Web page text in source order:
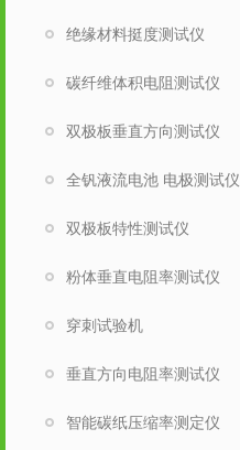
绝缘材料挺度测试仪
碳纤维体积电阻测试仪
双极板垂直方向测试仪
全钒液流电池 电极测试仪
双极板特性测试仪
粉体垂直电阻率测试仪
穿刺试验机
垂直方向电阻率测试仪
智能碳纸压缩率测定仪